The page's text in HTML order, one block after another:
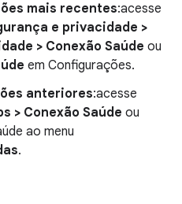
mais recentes:acesse
e privacidade >
> Conexão Saúde ou
em Configurações.
anteriores:acesse
> Conexão Saúde ou
ao menu
.